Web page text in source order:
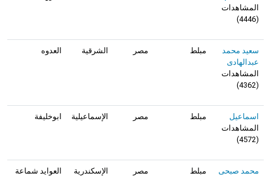
المشاهدات
(
4446
)
سعيد محمد
عبدالهادى
المشاهدات
(
4362
)
مبلط مصر الشرقية العدوه
اسماعيل
المشاهدات
(
4572
)
مبلط مصر الإسماعيلية ابوخليفة
محمد صبحى
مبلط مصر الإسكندرية العوايد شماعة